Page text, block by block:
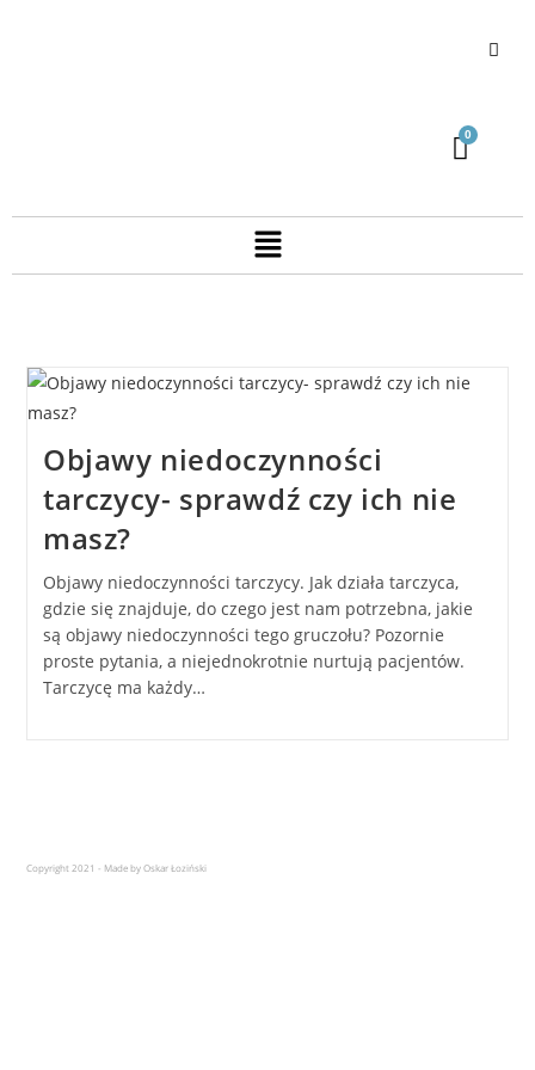
Objawy niedoczynności
tarczycy- sprawdź czy ich nie
masz?
Objawy niedoczynności tarczycy. Jak działa tarczyca,
gdzie się znajduje, do czego jest nam potrzebna, jakie
są objawy niedoczynności tego gruczołu? Pozornie
proste pytania, a niejednokrotnie nurtują pacjentów.
Tarczycę ma każdy…
Copyright 2021 - Made by Oskar Łoziński